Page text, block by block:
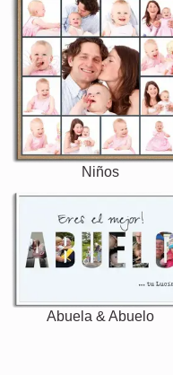
Niños
Abuela & Abuelo